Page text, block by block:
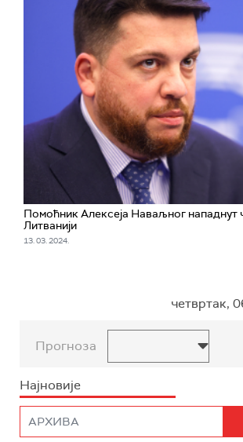
Помоћник Алексеја Наваљног нападнут
Литванији
13. 03. 2024.
четвртак,
Прогноза
Најновије